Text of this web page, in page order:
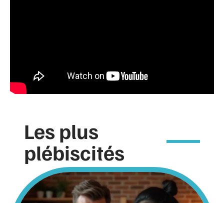
Les plus
plébiscités